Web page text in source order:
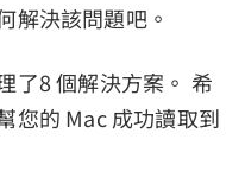
解決該問題吧。
了8 個解決方案。 希
您的 Mac 成功讀取到